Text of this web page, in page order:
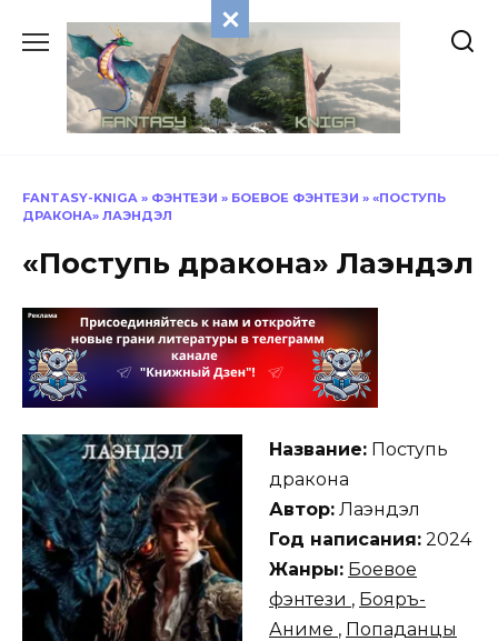
содержанию
FANTASY-KNIGA » ФЭНТЕЗИ » БОЕВОЕ ФЭНТЕЗИ » «ПОСТУПЬ
ДРАКОНА» ЛАЭНДЭЛ
«Поступь дракона» Лаэндэл
Название: Поступь
дракона
Автор: Лаэндэл
Год написания: 2024
Жанры: Боевое
фэнтези , Бояръ-
Аниме , Попаданцы